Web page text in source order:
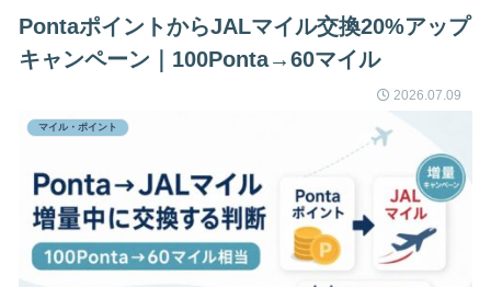
PontaポイントからJALマイル交換20%アップ
キャンペーン｜100Ponta→60マイル
2026.07.09
マイル・ポイント